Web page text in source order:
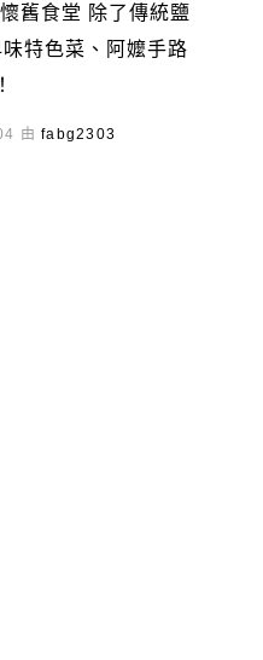
舊食堂 除了傳統鹽
特色菜、阿嬤手路
由fabg2303